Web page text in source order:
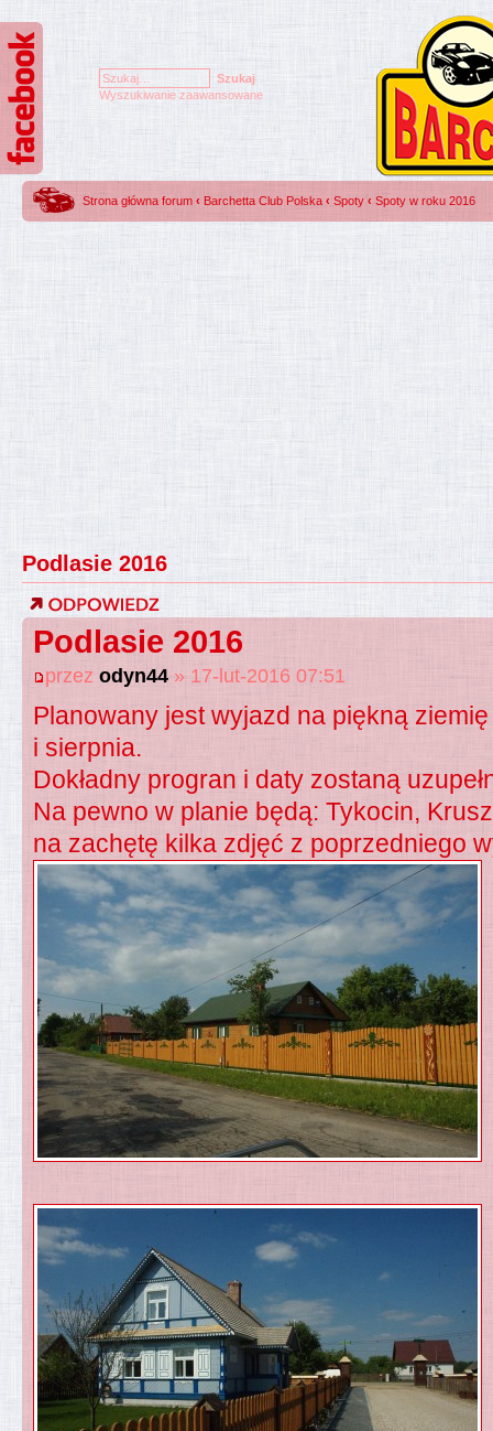
Wyszukiwanie zaawansowane
Strona główna forum ‹ Barchetta Club Polska ‹ Spoty ‹ Spoty w roku 2016
Podlasie 2016
Podlasie 2016
przez odyn44 » 17-lut-2016 07:51
Planowany jest wyjazd na piękną
i sierpnia.
Dokładny progran i daty zostaną
Na pewno w planie będą: Tykocin,
na zachętę kilka zdjęć z poprzedniego